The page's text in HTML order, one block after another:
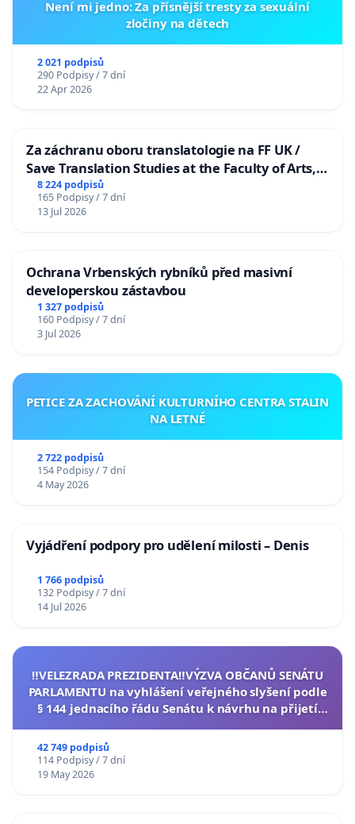
Není mi jedno: Za přísnější tresty za sexuální
zločiny na dětech
2 021 podpisů
290 Podpisy / 7 dní
22 Apr 2026
Za záchranu oboru translatologie na FF UK /
Save Translation Studies at the Faculty of Arts,
Charles University
8 224 podpisů
165 Podpisy / 7 dní
13 Jul 2026
Ochrana Vrbenských rybníků před masivní
developerskou zástavbou
1 327 podpisů
160 Podpisy / 7 dní
3 Jul 2026
PETICE ZA ZACHOVÁNÍ KULTURNÍHO CENTRA STALIN
NA LETNÉ
2 722 podpisů
154 Podpisy / 7 dní
4 May 2026
Vyjádření podpory pro udělení milosti – Denis
1 766 podpisů
132 Podpisy / 7 dní
14 Jul 2026
‼️VELEZRADA PREZIDENTA‼️VÝZVA OBČANŮ SENÁTU
PARLAMENTU na vyhlášení veřejného slyšení podle
§ 144 jednacího řádu Senátu k návrhu na přijetí
42 749 podpisů
114 Podpisy / 7 dní
19 May 2026